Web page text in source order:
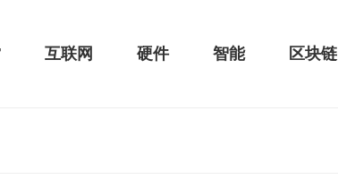
互联网 硬件 智能 区块链